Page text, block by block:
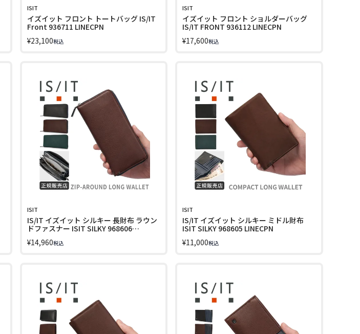
ISIT
イズイット フロント トートバッグ IS/IT
Front 936711 LINECPN
¥23,100税込
ISIT
イズイット フロント ショルダーバッグ
IS/IT FRONT 936112 LINECPN
¥17,600税込
ISIT
IS/IT イズイット シルキー 長財布 ラウン
ドファスナー ISIT SILKY 968606
¥14,960税込
ISIT
IS/IT イズイット シルキー ミドル財布
ISIT SILKY 968605 LINECPN
¥11,000税込